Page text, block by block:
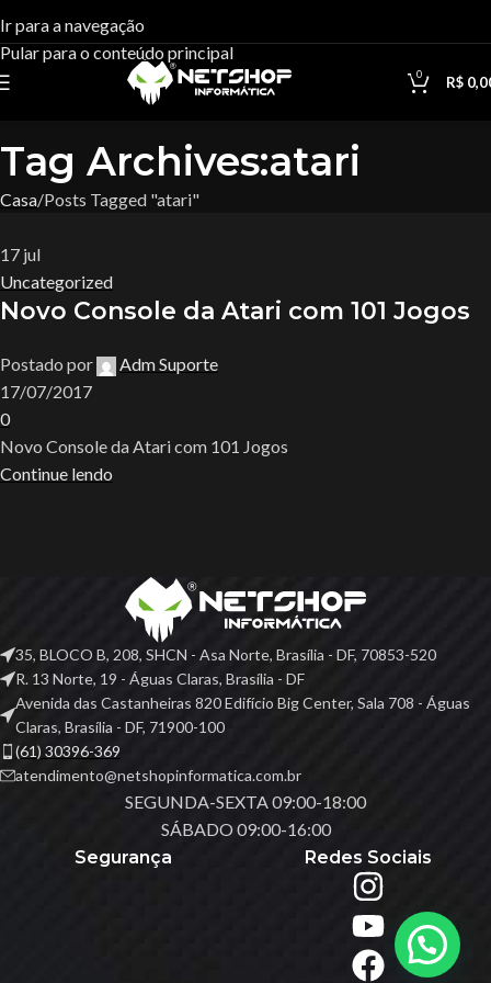
Ir para a navegação
Pular para o conteúdo principal
0 R$
Tag Archives:atari
Casa Posts Tagged "atari"
17 jul
Uncategorized
Novo Console da Atari com 101 Jogos
Postado por
Adm Suporte
17/07/2017
0
Novo Console da Atari com 101 Jogos
Continue lendo
35, BLOCO B, 208, SHCN - Asa Norte, Brasília - DF, 70853-520
R. 13 Norte, 19 - Águas Claras, Brasília - DF
Avenida das Castanheiras 820 Edifício Big Center, Sala 708 - Águas
Claras, Brasília - DF, 71900-100
(61) 30396-369
atendimento@netshopinformatica.com.br
SEGUNDA-SEXTA 09:00-18:00
SÁBADO 09:00-16:00
Segurança
Redes Sociais